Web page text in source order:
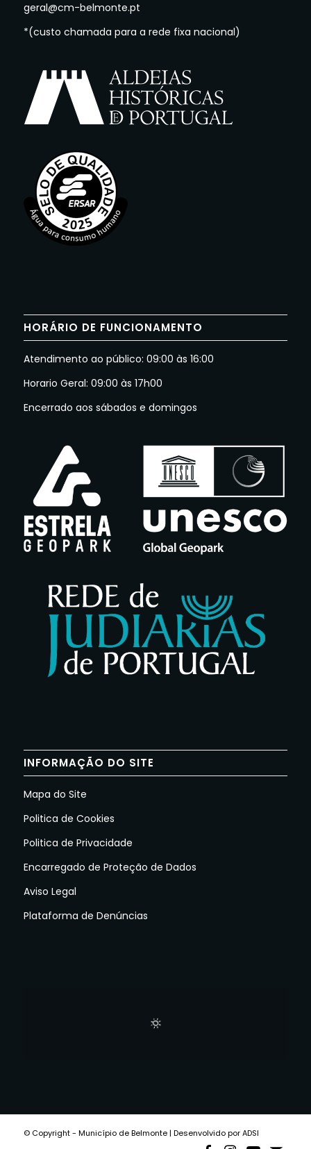
geral@cm-belmonte.pt
*(custo chamada para a rede fixa nacional)
HORÁRIO DE FUNCIONAMENTO
Atendimento ao público: 09:00 às 16:00
Horario Geral: 09:00 às 17h00
Encerrado aos sábados e domingos
INFORMAÇÃO DO SITE
Mapa do Site
Politica de Cookies
Politica de Privacidade
Encarregado de Proteção de Dados
Aviso Legal
Plataforma de Denúncias
© Copyright - Município de Belmonte | Desenvolvido por ADSI